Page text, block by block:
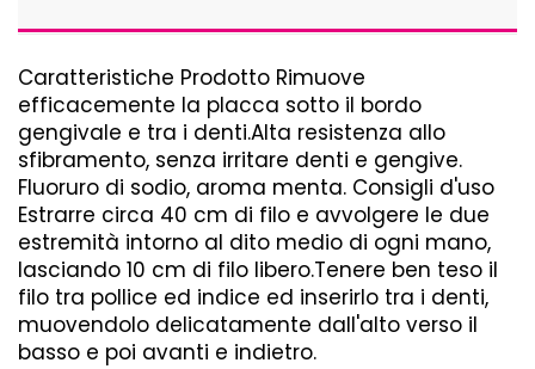
Caratteristiche Prodotto Rimuove
efficacemente la placca sotto il bordo
gengivale e tra i denti.Alta resistenza allo
sfibramento, senza irritare denti e gengive.
Fluoruro di sodio, aroma menta. Consigli d'uso
Estrarre circa 40 cm di filo e avvolgere le due
estremità intorno al dito medio di ogni mano,
lasciando 10 cm di filo libero.Tenere ben teso il
filo tra pollice ed indice ed inserirlo tra i denti,
muovendolo delicatamente dall'alto verso il
basso e poi avanti e indietro.